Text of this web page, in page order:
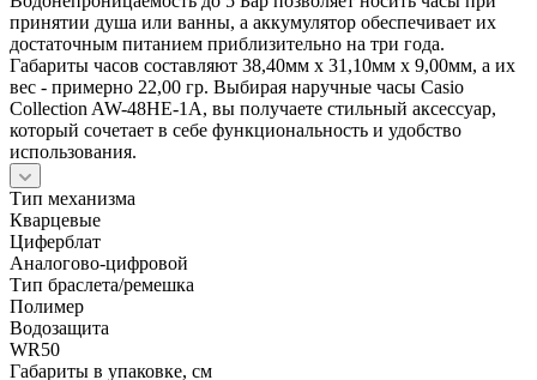
принятии душа или ванны, а аккумулятор обеспечивает их
достаточным питанием приблизительно на три года.
Габариты часов составляют 38,40мм x 31,10мм x 9,00мм, а их
вес - примерно 22,00 гр. Выбирая наручные часы Casio
Collection AW-48HE-1A, вы получаете стильный аксессуар,
который сочетает в себе функциональность и удобство
использования.
Тип механизма
Кварцевые
Циферблат
Аналогово-цифровой
Тип браслета/ремешка
Полимер
Водозащита
WR50
Габариты в упаковке, см